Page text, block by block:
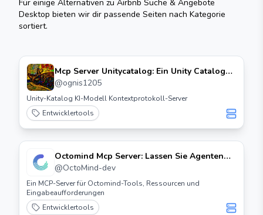
Für einige Alternativen zu Airbnb Suche & Angebote
Desktop bieten wir dir passende Seiten nach Kategorie
sortiert.
Mcp Server Unitycatalog: Ein Unity Catalog
Mcp Server
@ognis1205
Unity-Katalog KI-Modell Kontextprotokoll-Server
Entwicklertools
Octomind Mcp Server: Lassen Sie Agenten
E2E-Tests erstellen und verwalten
@OctoMind-dev
Ein MCP-Server für Octomind-Tools, Ressourcen und
Eingabeaufforderungen
Entwicklertools